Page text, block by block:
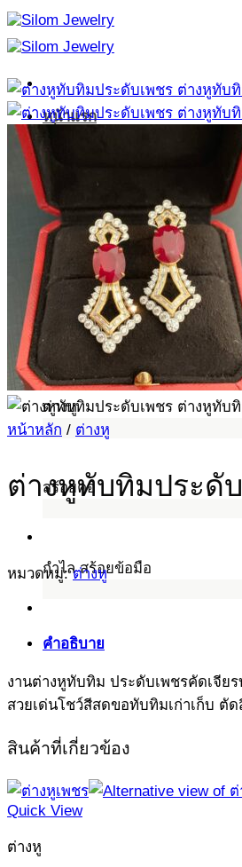
ข้าม
ไป
เนื้อหา
หน้าแรก
แหวนหมั้น แหวนแต่งงาน
แหวนเกลี้ยง
ต่างหู
สร้อยคอ
กำไล สร้อยข้อมือ
หน้าหลัก / ต่างหู
ต่างหูทับทิมประดั
หมวดหมู่:ต่างหู
คำอธิบาย
งานต่างหูทับทิม ประดับเพชรคัดเจียร
สวยเด่นโชว์สีสดขอทับทิมเก่าเก็บ ตั
สินค้าที่เกี่ยวข้อง
Quick View
ต่างหู